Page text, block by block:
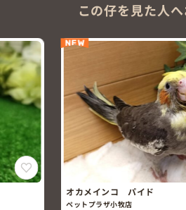
この仔を見た人
NEW
オカメインコ ノーマル
ペットプラザ一宮今伊勢店